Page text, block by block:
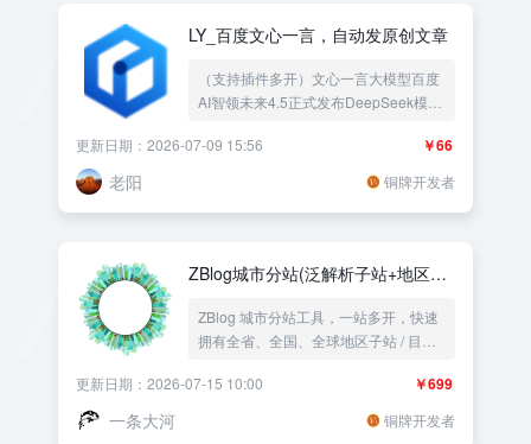
LY_百度文心一言，自动发原创文章
（支持插件多开）文心一言大模型百度
AI智领未来4.5正式发布DeepSeek模
国内版的“ChatGPT”，AI发布可以生成
本地TXT文章，自动文本生成的神器，
原创文章创作新利器让你轻松创作高质
￥66
更新日期：2026-07-09 15:56
老阳 铜牌开发者
ZBlog城市分站(泛解析子站+地区目
ZBlog 城市分站工具，一站多开，快速
拥有全省、全国、全球地区子站 / 目录
￥699
更新日期：2026-07-15 10:00
一条大河 铜牌开发者